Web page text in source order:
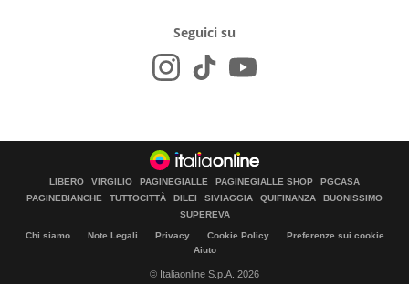
Seguici su
LIBERO VIRGILIO PAGINEGIALLE PAGINEGIALLE SHOP
PGCASA
PAGINEBIANCHE
TUTTOCITTÀ DILEI SIVIAGGIA QUIFINANZA
BUONISSIMO
SUPEREVA
Chi siamo Note Legali Privacy Cookie Policy
Preferenze sui cookie
Aiuto
© Italiaonline S.p.A. 2026